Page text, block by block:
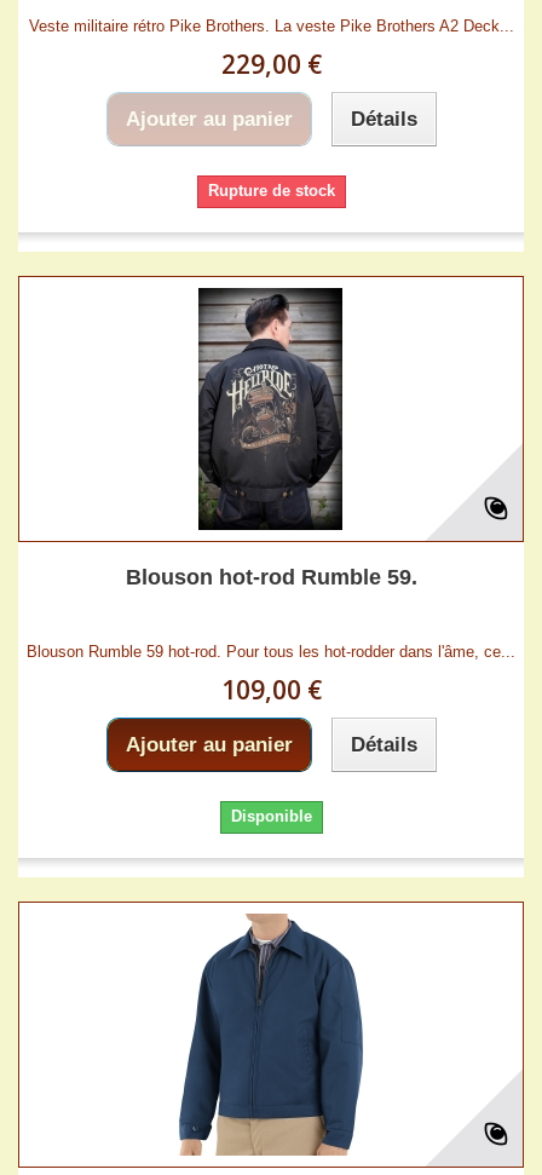
Veste militaire rétro Pike Brothers. La veste Pike Brothers A2 Deck...
229,00 €
Ajouter au panier Détails
Rupture de stock
Blouson hot-rod Rumble 59.
Blouson Rumble 59 hot-rod. Pour tous les hot-rodder dans l'âme, ce...
109,00 €
Ajouter au panier Détails
Disponible